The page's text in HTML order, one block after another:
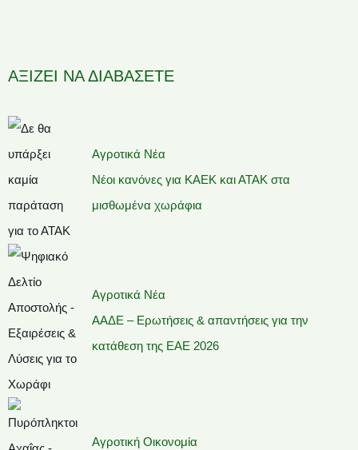
ΑΞΙΖΕΙ ΝΑ ΔΙΑΒΑΣΕΤΕ
Αγροτικά Νέα
Νέοι κανόνες για ΚΑΕΚ και ΑΤΑΚ στα
μισθωμένα χωράφια
Αγροτικά Νέα
ΑΑΔΕ – Ερωτήσεις & απαντήσεις για την
κατάθεση της ΕΑΕ 2026
Αγροτική Οικονομία